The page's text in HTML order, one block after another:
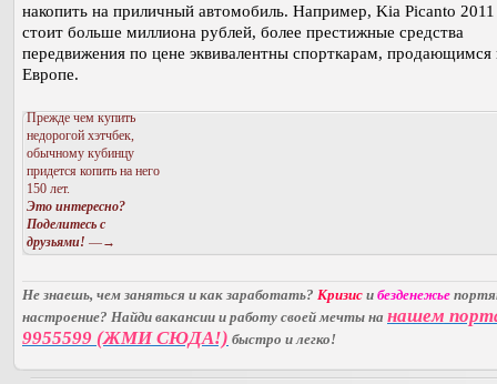
накопить на приличный автомобиль. Например, Kia Picanto 2011
стоит больше миллиона рублей, более престижные средства
передвижения по цене эквивалентны спорткарам, продающимся
Европе.
Прежде чем купить
недорогой хэтчбек,
обычному кубинцу
придется копить на него
150 лет.
Это интересно?
Поделитесь с
друзьями! —→
Не знаешь, чем заняться и как заработать? Кризис и безденежье
настроение? Найди вакансии и работу своей мечты на нашем
9955599 (ЖМИ СЮДА!) быстро и легко!